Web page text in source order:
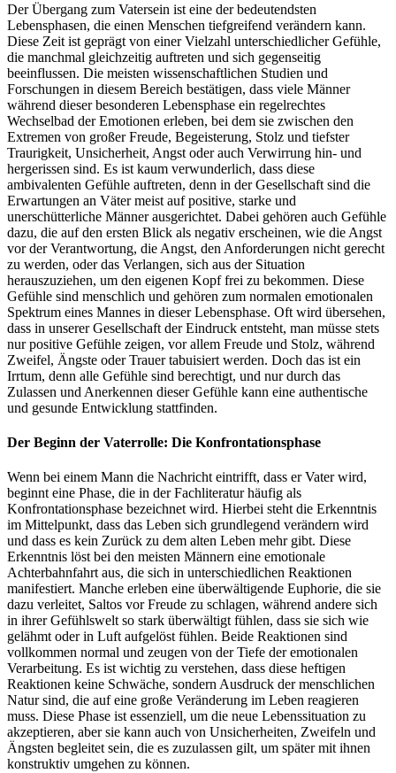
Der Übergang zum Vatersein ist eine der bedeutendsten
Lebensphasen, die einen Menschen tiefgreifend verändern kann.
Diese Zeit ist geprägt von einer Vielzahl unterschiedlicher Gefühle,
die manchmal gleichzeitig auftreten und sich gegenseitig
beeinflussen. Die meisten wissenschaftlichen Studien und
Forschungen in diesem Bereich bestätigen, dass viele Männer
während dieser besonderen Lebensphase ein regelrechtes
Wechselbad der Emotionen erleben, bei dem sie zwischen den
Extremen von großer Freude, Begeisterung, Stolz und tiefster
Traurigkeit, Unsicherheit, Angst oder auch Verwirrung hin- und
hergerissen sind. Es ist kaum verwunderlich, dass diese
ambivalenten Gefühle auftreten, denn in der Gesellschaft sind die
Erwartungen an Väter meist auf positive, starke und
unerschütterliche Männer ausgerichtet. Dabei gehören auch Gefühle
dazu, die auf den ersten Blick als negativ erscheinen, wie die Angst
vor der Verantwortung, die Angst, den Anforderungen nicht gerecht
zu werden, oder das Verlangen, sich aus der Situation
herauszuziehen, um den eigenen Kopf frei zu bekommen. Diese
Gefühle sind menschlich und gehören zum normalen emotionalen
Spektrum eines Mannes in dieser Lebensphase. Oft wird übersehen,
dass in unserer Gesellschaft der Eindruck entsteht, man müsse stets
nur positive Gefühle zeigen, vor allem Freude und Stolz, während
Zweifel, Ängste oder Trauer tabuisiert werden. Doch das ist ein
Irrtum, denn alle Gefühle sind berechtigt, und nur durch das
Zulassen und Anerkennen dieser Gefühle kann eine authentische
und gesunde Entwicklung stattfinden.
Der Beginn der Vaterrolle: Die Konfrontationsphase
Wenn bei einem Mann die Nachricht eintrifft, dass er Vater wird,
beginnt eine Phase, die in der Fachliteratur häufig als
Konfrontationsphase bezeichnet wird. Hierbei steht die Erkenntnis
im Mittelpunkt, dass das Leben sich grundlegend verändern wird
und dass es kein Zurück zu dem alten Leben mehr gibt. Diese
Erkenntnis löst bei den meisten Männern eine emotionale
Achterbahnfahrt aus, die sich in unterschiedlichen Reaktionen
manifestiert. Manche erleben eine überwältigende Euphorie, die sie
dazu verleitet, Saltos vor Freude zu schlagen, während andere sich
in ihrer Gefühlswelt so stark überwältigt fühlen, dass sie sich wie
gelähmt oder in Luft aufgelöst fühlen. Beide Reaktionen sind
vollkommen normal und zeugen von der Tiefe der emotionalen
Verarbeitung. Es ist wichtig zu verstehen, dass diese heftigen
Reaktionen keine Schwäche, sondern Ausdruck der menschlichen
Natur sind, die auf eine große Veränderung im Leben reagieren
muss. Diese Phase ist essenziell, um die neue Lebenssituation zu
akzeptieren, aber sie kann auch von Unsicherheiten, Zweifeln und
Ängsten begleitet sein, die es zuzulassen gilt, um später mit ihnen
konstruktiv umgehen zu können.